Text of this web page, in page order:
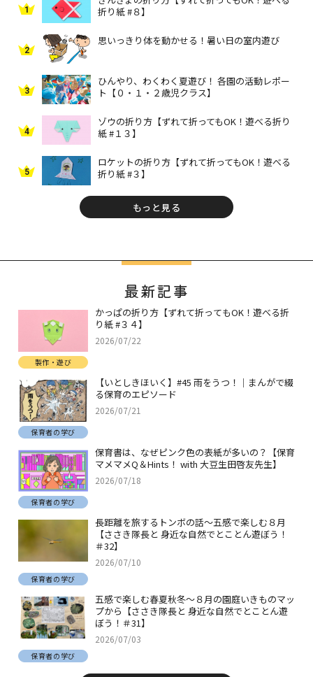
1
折り紙 #８】
2
思いっきり体を動かせる！暑い日の室内遊び
3
ひんやり、わくわく夏遊び！ 各園の活動レポー
ト【０・１・２歳児クラス】
4
ゾウの折り方【ずれて折ってもOK！遊べる折り
紙 #１３】
5
ロケットの折り方【ずれて折ってもOK！遊べる
折り紙 #３】
もっと見る
最新記事
かっぱの折り方【ずれて折ってもOK！遊べる折
り紙 #３４】
2026/07/22
製作・遊び
【いとしきほいく】#45 雨をうつ！｜まんがで綴
る保育のエピソード
2026/07/21
保育者の学び
保育書は、なぜピンク色の表紙が多いの？【保育
マメマメQ＆Hints！ with 大豆生田啓友先生】
2026/07/18
保育者の学び
長距離を旅するトンボの話～五感で楽しむ８月
【ささき隊長と 身近な自然でとことん遊ぼう！
＃32】
2026/07/10
保育者の学び
五感で楽しむ春夏秋冬～８月の園庭いきものマッ
プから【ささき隊長と 身近な自然でとことん遊
ぼう！＃31】
2026/07/03
保育者の学び